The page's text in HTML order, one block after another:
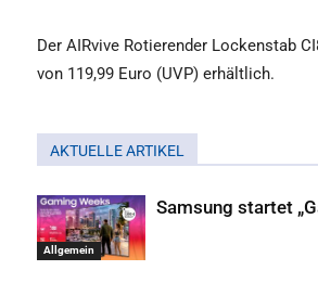
Der AIRvive Rotierender Lockenstab
von 119,99 Euro (UVP) erhältlich.
AKTUELLE ARTIKEL
Allgemein
Samsung startet